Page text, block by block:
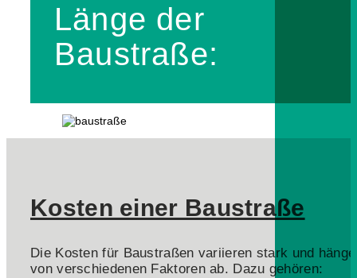
Länge der
Baustraße:
Kosten einer Baustraße
Die Kosten für Baustraßen variieren stark und
von verschiedenen Faktoren ab. Dazu gehören: